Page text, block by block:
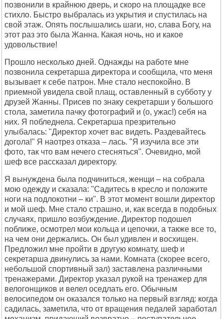
позвонили в крайнюю дверь, и скоро на площадке все
стихло. Быстро выбралась из укрытия и спустилась на
свой этаж. Опять послышались шаги, но, слава Богу, на
этот раз это была Жанна. Какая ночь, но и какое
удовольствие!
Прошло несколько дней. Однажды на работе мне
позвонила секретарша директора и сообщила, что меня
вызывает к себе патрон. Мне стало неспокойно. В
приемной увидела свой плащ, оставленный в субботу у
друзей Жанны. Присев по знаку секретарши у большого
стола, заметила пачку фотографий и (о, ужас!) себя на
них. Я побледнела. Секретарша презрительно
улыбалась: "Директор хочет вас видеть. Раздевайтесь
догола!" Я наотрез отказа – лась. "Я изучила все эти
фото, так что вам нечего стесняться". Очевидно, мой
шеф все рассказал директору.
Я вынуждена была подчиниться, женщи – на собрала
мою одежду и сказала: "Садитесь в кресло и положите
ноги на подлокотни – ки". В этот момент вошли директор
и мой шеф. Мне стало страшно, и, как всегда в подобных
случаях, пришло возбуждение. Директор подошел
поближе, осмотрел мои кольца и цепочки, а также все то,
на чем они держались. Он был удивлен и восхищен.
Предложил мне пройти в другую комнату, шеф и
секретарша двинулись за нами. Комната (скорее всего,
небольшой спортивный зал) заставлена различными
тренажерами. Директор указал рукой на тренажер для
велогонщиков и велел оседлать его. Обычным
велосипедом он оказался только на первый взгляд: когда
садилась, заметила, что от вращения педалей заработал